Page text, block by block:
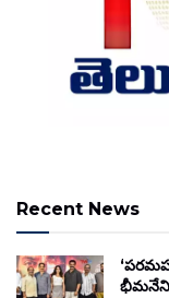
Recent News
భీమనేని